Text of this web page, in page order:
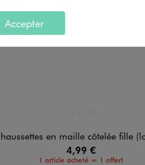
en maille côtelée fille (lot
4,99 €
1 article acheté = 1 offert
Accepter